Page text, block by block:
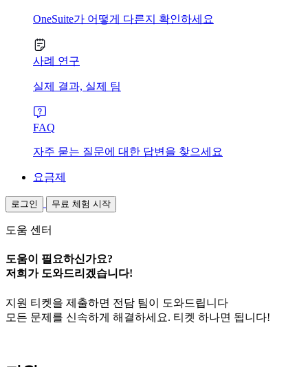
OneSuite가 어떻게 다른지 확인하세요
사례 연구
실제 결과, 실제 팀
FAQ
자주 묻는 질문에 대한 답변을 찾으세요
요금제
로그인 무료 체험 시작
도움 센터
도움이 필요하신가요?
저희가 도와드리겠습니다!
지원 티켓을 제출하면 전담 팀이 도와드립니다
모든 문제를 신속하게 해결하세요. 티켓 하나면 됩니다!